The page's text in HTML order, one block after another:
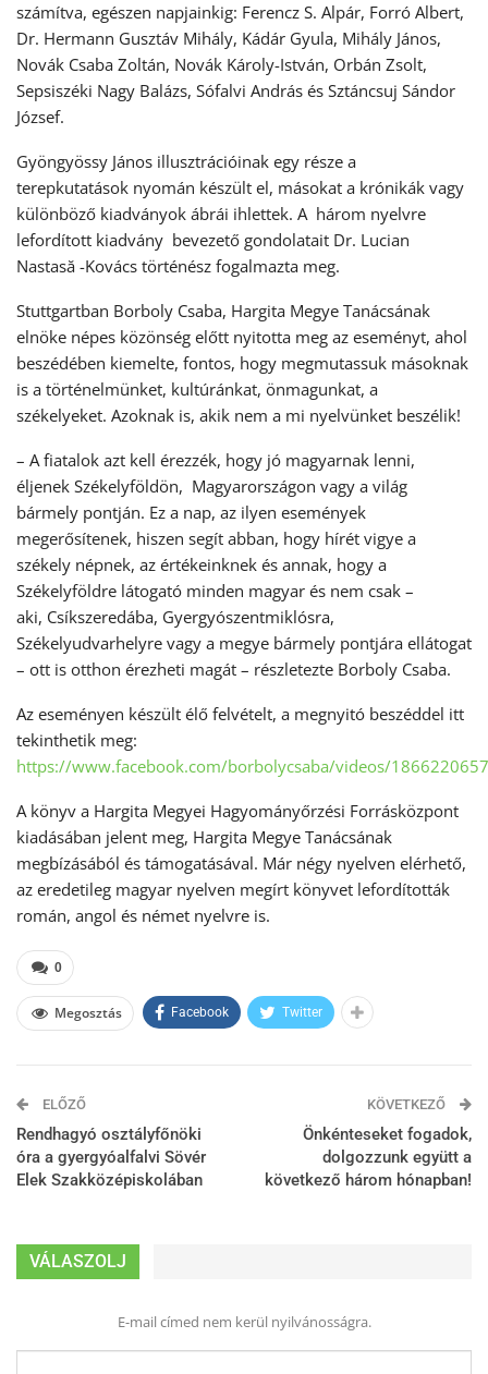
számítva, egészen napjainkig: Ferencz S. Alpár, Forró Albert,
Dr. Hermann Gusztáv Mihály, Kádár Gyula, Mihály János,
Novák Csaba Zoltán, Novák Károly-István, Orbán Zsolt,
Sepsiszéki Nagy Balázs, Sófalvi András és Sztáncsuj Sándor
József.
Gyöngyössy János illusztrációinak egy része a
terepkutatások nyomán készült el, másokat a krónikák vagy
különböző kiadványok ábrái ihlettek. A három nyelvre
lefordított kiadvány bevezető gondolatait Dr. Lucian
Nastasă -Kovács történész fogalmazta meg.
Stuttgartban Borboly Csaba, Hargita Megye Tanácsának
elnöke népes közönség előtt nyitotta meg az eseményt, ahol
beszédében kiemelte, fontos, hogy megmutassuk másoknak
is a történelmünket, kultúránkat, önmagunkat, a
székelyeket. Azoknak is, akik nem a mi nyelvünket beszélik!
– A fiatalok azt kell érezzék, hogy jó magyarnak lenni,
éljenek Székelyföldön, Magyarországon vagy a világ
bármely pontján. Ez a nap, az ilyen események
megerősítenek, hiszen segít abban, hogy hírét vigye a
székely népnek, az értékeinknek és annak, hogy a
Székelyföldre látogató minden magyar és nem csak –
aki, Csíkszeredába, Gyergyószentmiklósra,
Székelyudvarhelyre vagy a megye bármely pontjára ellátogat
– ott is otthon érezheti magát – részletezte Borboly Csaba.
Az eseményen készült élő felvételt, a megnyitó beszéddel itt
tekinthetik meg:
https://www.facebook.com/borbolycsaba/videos/
A könyv a Hargita Megyei Hagyományőrzési Forrásközpont
kiadásában jelent meg, Hargita Megye Tanácsának
megbízásából és támogatásával. Már négy nyelven elérhető,
az eredetileg magyar nyelven megírt könyvet lefordították
román, angol és német nyelvre is.
0
Megosztás Facebook Twitter
ELŐZŐ
Rendhagyó osztályfőnöki
óra a gyergyóalfalvi Sövér
Elek Szakközépiskolában
KÖVETKEZŐ
Önkénteseket fogadok,
dolgozzunk együtt a
következő három hónapban!
VÁLASZOLJ
E-mail címed nem kerül nyilvánosságra.